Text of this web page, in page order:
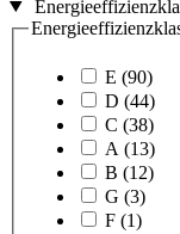
E (90)
D (44)
C (38)
A (13)
B (12)
G (3)
F (1)